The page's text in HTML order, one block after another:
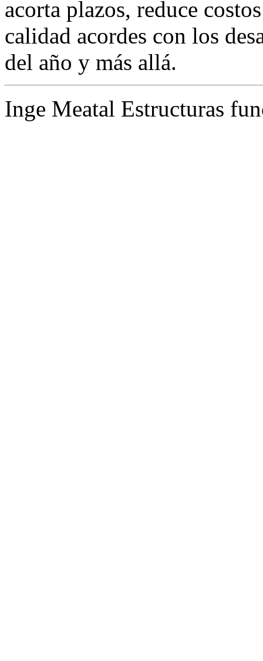
acorta plazos, reduce
calidad acordes con los
del año y más allá.
Inge Meatal Estructuras